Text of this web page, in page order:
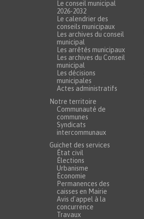
Le conseil municipal
2026-2032
Le calendrier des
conseils municipaux
Les archives du conseil
municipal
Les arrêtés municipaux
Les archives du Conseil
municipal
Les décisions
municipales
Actes administratifs
Notre territoire
Communauté de
communes
Syndicats
intercommunaux
Guichet des services
État civil
Élections
Urbanisme
Économie
Permanences des
caisses en Mairie
Avis d'appel à la
concurrence
Travaux